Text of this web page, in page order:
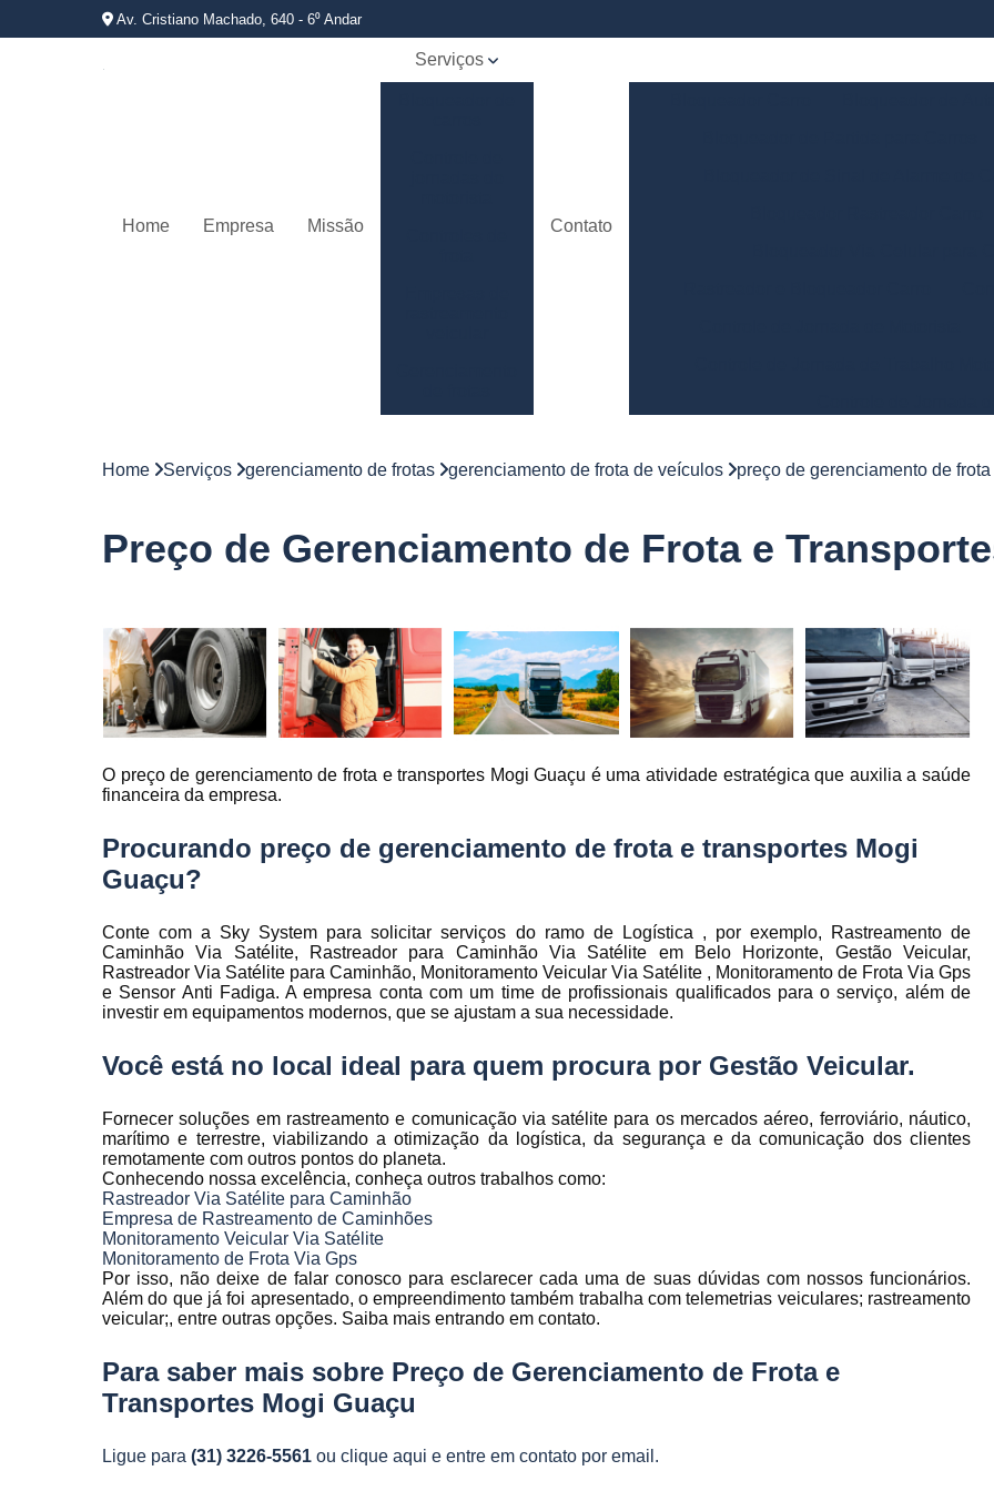
Av. Cristiano Machado, 640 - 6⁰ Andar
Home Empresa Missão
Serviços
Monitoramento
de frotas
Rastreador
carro
Rastreadores
automotivos
Rastreadores
de carros
Rastreamento
de carro
Rastreamento
de frota
Rastreamento
veicular
Sensores de
fadiga
Sistema de
veicular
rastreamentos
Sistemas para
frota
Contato
Controle de Jornada Motorista
Controle de Abastecimento de
Controle de Frota
Controle de Frota
Controle de Frota de Caminhões
Controle de Manutenção de Frota de
Sistema de Fadiga
Empresa de
Empresa de Rastreadores de Veiculos
Empresa de Rastreamento por
Empresa
Gerenciamento de Frota Belo
Gerenciamento de Frota de
Gerenciamento de Frota de Empresas
Gerenciamento
Gerenciamento de Frota
Gerenciamento de Frota Manutenção
Gestão de Frota Belo Horizonte
Gestão de Frota de Veículos
Gestão de Frota de Veículos
Gestão de Veículos
Home Serviços gerenciamento de frotas gerenciamento de frota de veículos preço de gerenciamento de
Preço de Gerenciamento de Frota e
O preço de gerenciamento de frota e transportes Mogi Guaçu é uma atividade estratégica que auxilia a saúde
financeira da empresa.
Procurando preço de gerenciamento de frota e transportes Mogi
Guaçu?
Conte com a Sky System para solicitar serviços do ramo de Logística , por exemplo, Rastreamento de
Caminhão Via Satélite, Rastreador para Caminhão Via Satélite em Belo Horizonte, Gestão Veicular,
Rastreador Via Satélite para Caminhão, Monitoramento Veicular Via Satélite , Monitoramento de Frota Via Gps
e Sensor Anti Fadiga. A empresa conta com um time de profissionais qualificados para o serviço, além de
investir em equipamentos modernos, que se ajustam a sua necessidade.
Você está no local ideal para quem procura por Gestão Veicular.
Fornecer soluções em rastreamento e comunicação via satélite para os mercados aéreo, ferroviário, náutico,
marítimo e terrestre, viabilizando a otimização da logística, da segurança e da comunicação dos clientes
remotamente com outros pontos do planeta.
Conhecendo nossa excelência, conheça outros trabalhos como:
Rastreador Via Satélite para Caminhão
Empresa de Rastreamento de Caminhões
Monitoramento Veicular Via Satélite
Monitoramento de Frota Via Gps
Por isso, não deixe de falar conosco para esclarecer cada uma de suas dúvidas com nossos funcionários.
Além do que já foi apresentado, o empreendimento também trabalha com telemetrias veiculares; rastreamento
veicular;, entre outras opções. Saiba mais entrando em contato.
Para saber mais sobre Preço de Gerenciamento de Frota e
Transportes Mogi Guaçu
Ligue para (31) 3226-5561 ou clique aqui e entre em contato por email.